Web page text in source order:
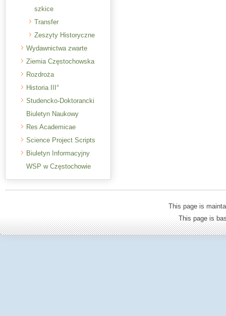
szkice
Transfer
Zeszyty Historyczne
Wydawnictwa zwarte
Ziemia Częstochowska
Rozdroża
Historia III°
Studencko-Doktorancki
Biuletyn Naukowy
Res Academicae
Science Project Scripts
Biuletyn Informacyjny
WSP w Częstochowie
This page is
This page is